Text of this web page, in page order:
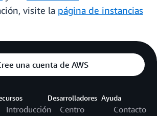
visite la página de instancias
una cuenta de AWS
Introducción
Desarrolladores
Centro
Ayuda
Contacto